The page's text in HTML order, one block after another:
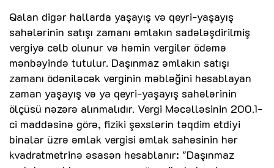
Qalan digər hallarda yaşayış və qeyri-yaşayış
sahələrinin satışı zamanı əmlakın sadələşdirilmiş
vergiyə cəlb olunur və həmin vergilər ödəmə
mənbəyində tutulur. Daşınmaz əmlakın satışı
zamanı ödəniləcək verginin məbləğini hesablayan
zaman yaşayış və ya qeyri-yaşayış sahələrinin
ölçüsü nəzərə alınmalıdır. Vergi Məcəlləsinin 200.1-
ci maddəsinə görə, fiziki şəxslərin təqdim etdiyi
binalar üzrə əmlak vergisi əmlak sahəsinin hər
kvadratmetrinə əsasən hesablanır: "Daşınmaz